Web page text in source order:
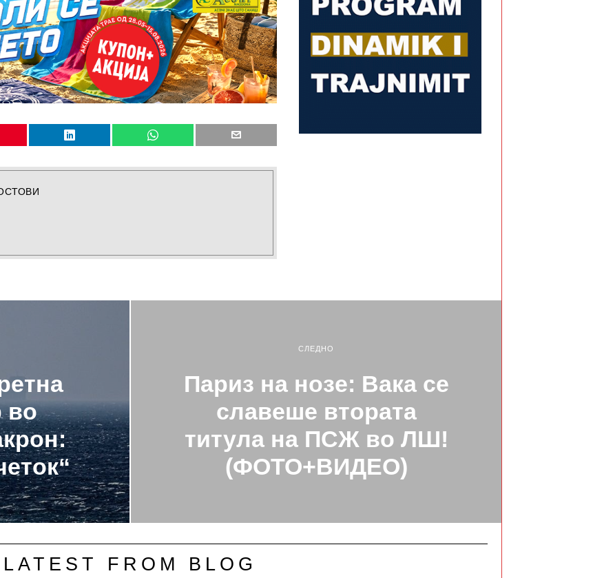
во
СЛЕДНО
Париз на нозе: Вака се
славеше втората
титула на ПСЖ во ЛШ!
(ФОТО+ВИДЕО)
LATEST FROM BLOG